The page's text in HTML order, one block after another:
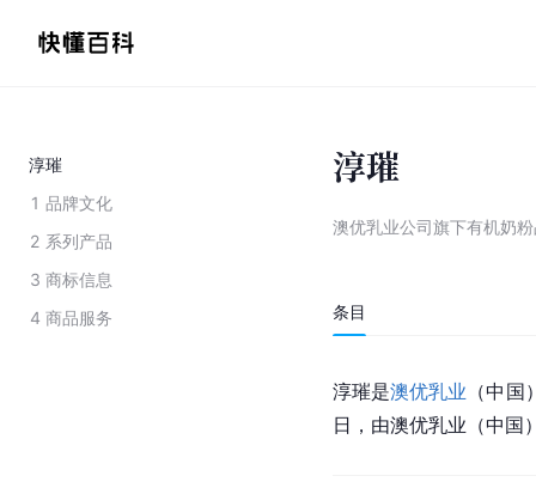
淳璀
1 品牌文化
2 系列产品
3 商标信息
4 商品服务
淳璀
澳优乳业公司旗下有机奶
条目
淳璀是澳优乳业 （中
日，由澳优乳业（中国